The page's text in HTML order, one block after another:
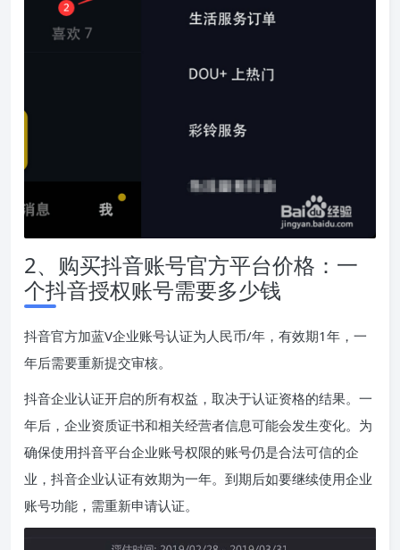
2、购买抖音账号官方平台价格：一
个抖音授权账号需要多少钱
抖音官方加蓝V企业账号认证为人民币/年，有效期1年，一
年后需要重新提交审核。
抖音企业认证开启的所有权益，取决于认证资格的结果。一
年后，企业资质证书和相关经营者信息可能会发生变化。为
确保使用抖音平台企业账号权限的账号仍是合法可信的企
业，抖音企业认证有效期为一年。到期后如要继续使用企业
账号功能，需重新申请认证。